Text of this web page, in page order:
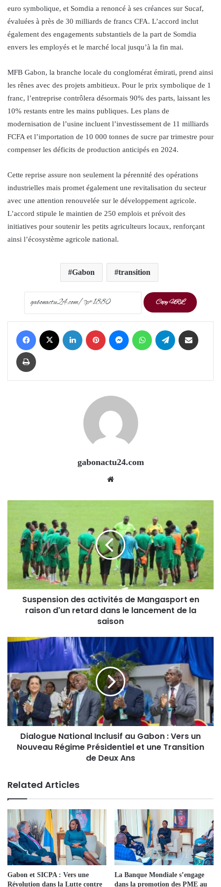
euro symbolique, et Somdia a renoncé à ses créances sur Sucaf,
évaluées à près de 30 milliards de francs CFA. L’accord inclut
également des engagements substantiels de la part de Somdia
envers les employés et le marché local jusqu’à la fin mai.
MFB Gabon, la branche locale du conglomérat émirati, prend ainsi
les rênes avec des projets ambitieux. Pour le prix symbolique de 1
franc, l’entreprise contrôlera désormais 90% des parts, laissant les
10% restants entre les mains publiques. Les plans de
modernisation de l’usine incluent l’investissement de 11 milliards
FCFA et l’importation de 10 000 tonnes de sucre par trimestre pour
compenser les déficits de production anticipés en 2024.
Cette reprise assure non seulement la pérennité des opérations
industrielles mais promet également une revitalisation du secteur
avec une attention renouvelée sur le développement agricole.
L’accord stipule le maintien de 250 emplois et prévoit des
initiatives pour soutenir les petits agriculteurs locaux, renforçant
ainsi l’écosystème agricole national.
Gabon transition
Copy URL
Facebook LinkedIn Pinterest Messenger WhatsApp Telegram
Print
gabonactu24.com
Suspension des activités de Mangasport en
raison d'un retard dans le lancement de la
saison
Dialogue National Inclusif au Gabon : Vers un
Nouveau Régime Présidentiel et une Transition
de Deux Ans
Related Articles
Gabon et SICPA : Vers une
Révolution dans la Lutte contre
La Banque Mondiale s’engage
dans la promotion des PME au